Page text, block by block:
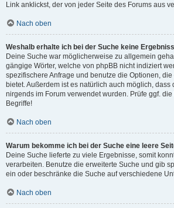
Link anklickst, der von jeder Seite des Forums aus
Nach oben
Weshalb erhalte ich bei der Suche keine
Deine Suche war möglicherweise zu allgemein
gängige Wörter, welche von phpBB nicht indiziert
spezifischere Anfrage und benutze die Optionen,
bietet. Außerdem ist es natürlich auch möglich,
nirgends im Forum verwendet wurden. Prüfe ggf.
Begriffe!
Nach oben
Warum bekomme ich bei der Suche eine leere
Deine Suche lieferte zu viele Ergebnisse, somit
verarbeiten. Benutze die erweiterte Suche und gib
ein oder beschränke die Suche auf verschiedene
Nach oben